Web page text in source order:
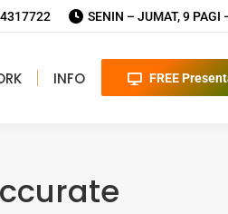
SENIN – JUMAT, 9 PAGI
INFO FREE